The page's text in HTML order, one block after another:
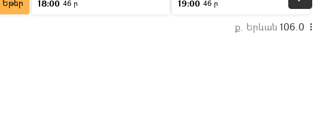
Եթեր 18:00 46 ր 19:00 46 ր
ք. Երևան 106.0